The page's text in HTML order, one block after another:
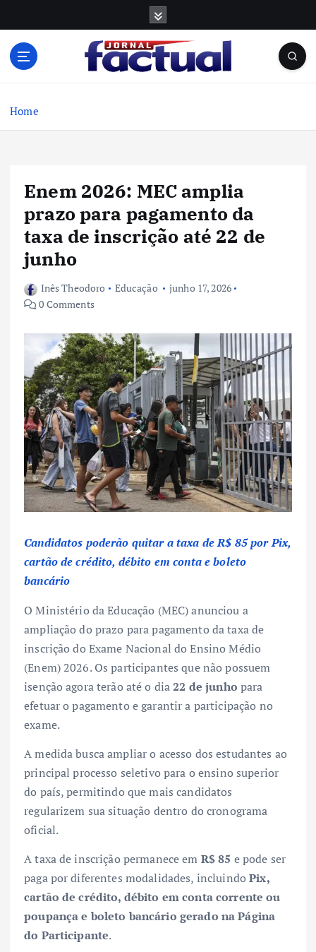
Home
Enem 2026: MEC amplia
prazo para pagamento da
taxa de inscrição até 22 de
junho
Inês Theodoro Educação
junho 17, 2026
0 Comments
Candidatos poderão quitar a taxa de R$ 85 por Pix,
cartão de crédito, débito em conta e boleto
bancário
O Ministério da Educação (MEC) anunciou a
ampliação do prazo para pagamento da taxa de
inscrição do Exame Nacional do Ensino Médio
(Enem) 2026. Os participantes que não possuem
isenção agora terão até o dia22 de junho para
efetuar o pagamento e garantir a participação no
exame.
A medida busca ampliar o acesso dos estudantes ao
principal processo seletivo para o ensino superior
do país, permitindo que mais candidatos
regularizem sua situação dentro do cronograma
oficial.
A taxa de inscrição permanece em R$ 85 e pode ser
paga por diferentes modalidades, incluindoPix,
cartão de crédito, débito em conta corrente ou
poupança e boleto bancário gerado na Página
do Participante.